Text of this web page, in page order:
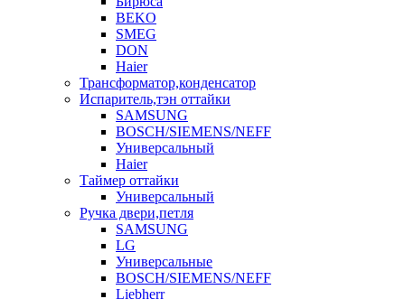
BEKO
SMEG
DON
Haier
Трансформатор,конденсатор
Испаритель,тэн оттайки
SAMSUNG
BOSCH/SIEMENS/NEFF
Универсальный
Haier
Таймер оттайки
Универсальный
Ручка двери,петля
SAMSUNG
LG
Универсальные
BOSCH/SIEMENS/NEFF
Liebherr